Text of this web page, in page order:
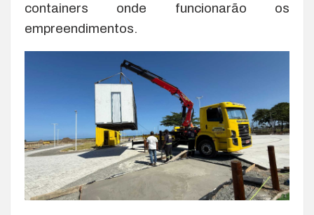
containers onde funcionarão os
empreendimentos.